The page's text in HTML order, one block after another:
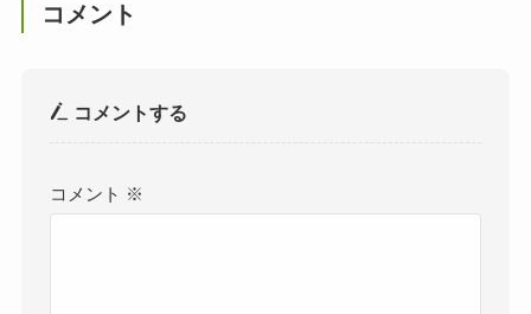
コメント
コメントする
コメント ※